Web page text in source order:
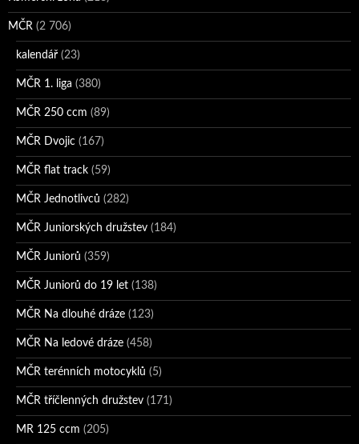
MČR (2 706)
kalendář (23)
MČR 1. liga (380)
MČR 250 ccm (89)
MČR Dvojic (167)
MČR flat track (59)
MČR Jednotlivců (282)
MČR Juniorských družstev (184)
MČR Juniorů (359)
MČR Juniorů do 19 let (138)
MČR Na dlouhé dráze (123)
MČR Na ledové dráze (458)
MČR terénních motocyklů (5)
MČR tříčlenných družstev (171)
MR 125 ccm (205)